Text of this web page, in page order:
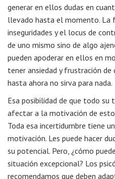
generar en ellos dudas en
llevado hasta el momento. La
inseguridades y el locus de
de uno mismo sino de algo
pueden apoderar en ellos en
tener ansiedad y frustración
hasta ahora no sirva para nada.
Esa posibilidad de que todo su
afectar a la motivación de
Toda esa incertidumbre tiene
motivación. Les puede hacer
su potencial. Pero, ¿cómo
situación excepcional? Los
recomendamos que deben